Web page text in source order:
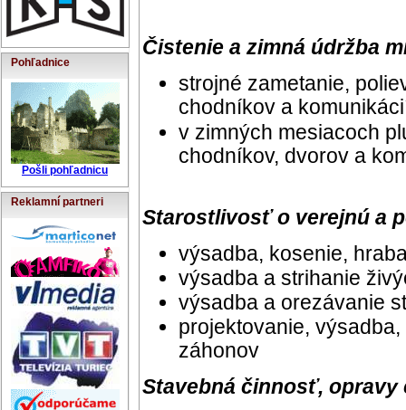
Pohľadnice
Pošli pohľadnicu
Reklamní partneri
Čistenie a zimná údržba
strojné zametanie,
chodníkov a
v zimných mesiacoch
chodníkov, dvorov a
Starostlivosť o verejnú a
výsadba, kosenie,
výsadba a strihanie
výsadba a orezávanie
projektovanie,
záhonov
Stavebná činnosť,